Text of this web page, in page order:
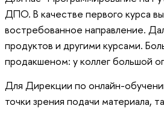
ДПО. В качестве первого курса
востребованное направление.
продуктов и другими курсами.
продакшеном: у коллег большой
Для Дирекции по онлайн-
точки зрения подачи материала,